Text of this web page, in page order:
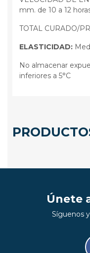
mm. de 10 a 12
TOTAL CURADO/
ELASTICIDAD:
No almacenar
inferiores a 5°C
Únete
Síguenos